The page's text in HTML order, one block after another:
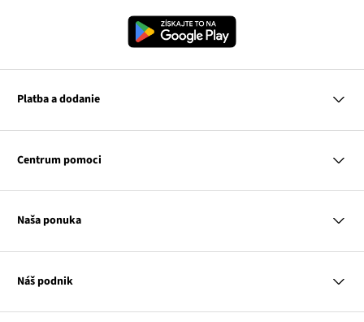
Platba a dodanie
VISA
Apple pay
Slovenská pošta
Platba na dobierku
Centrum pomoci
Platba a dodanie
Vrátenie a reklamácia
Tabuľka veľkostí
Katalóg
Kontakt
Naša ponuka
Muž
Dieťa
Dom
Náš podnik